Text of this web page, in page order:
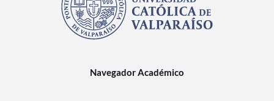
Navegador Académico